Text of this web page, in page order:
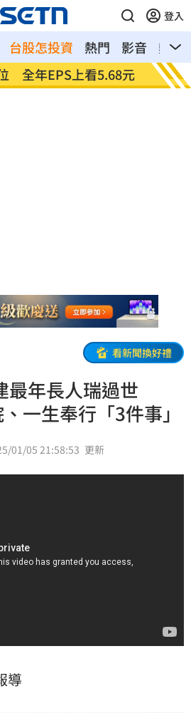
登入
台股怎投資 熱門 影音
熱搜
全年EPS上看5.68元
慈濟
聖
看新聞換好禮
最年長人瑞過世
一生奉行「3件事」
01/05 21:58:53 更新
導